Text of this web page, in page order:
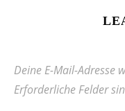
Deine E-Mail-Adresse
Erforderliche Felder